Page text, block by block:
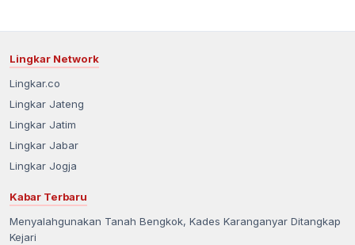
Lingkar Network
Lingkar.co
Lingkar Jateng
Lingkar Jatim
Lingkar Jabar
Lingkar Jogja
Kabar Terbaru
Menyalahgunakan Tanah Bengkok, Kades Karanganyar Ditangkap
Kejari